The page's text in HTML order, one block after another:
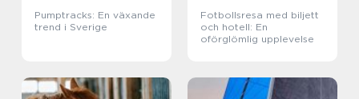
Pumptracks: En växande
trend i Sverige
Fotbollsresa med biljett
och hotell: En
oförglömlig upplevelse